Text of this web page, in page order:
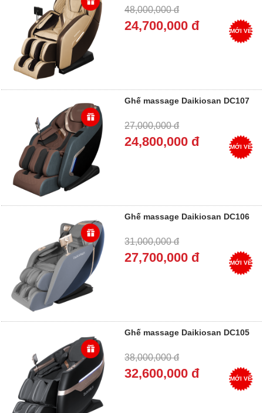
48,000,000 đ
24,700,000 đ MỚI VỀ
Ghế massage Daikiosan DC107
27,000,000 đ
24,800,000 đ MỚI VỀ
Ghế massage Daikiosan DC106
31,000,000 đ
27,700,000 đ MỚI VỀ
Ghế massage Daikiosan DC105
38,000,000 đ
32,600,000 đ MỚI VỀ